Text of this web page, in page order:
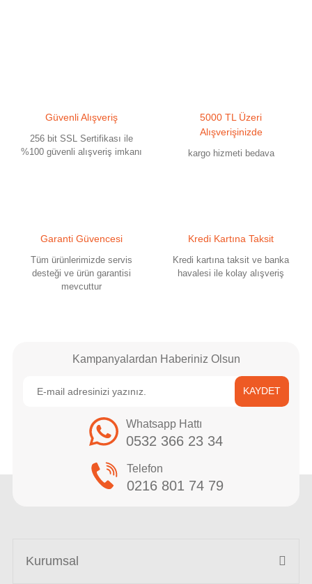
Güvenli Alışveriş
256 bit SSL Sertifikası ile
%100 güvenli alışveriş imkanı
5000 TL Üzeri
Alışverişinizde
kargo hizmeti bedava
Garanti Güvencesi
Tüm ürünlerimizde servis
desteği ve ürün garantisi
mevcuttur
Kredi Kartına Taksit
Kredi kartına taksit ve banka
havalesi ile kolay alışveriş
Kampanyalardan Haberiniz Olsun
KAYDET
Whatsapp Hattı
0532 366 23 34
Telefon
0216 801 74 79
Kurumsal